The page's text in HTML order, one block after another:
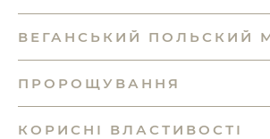
ВЕГАНСЬКИЙ ПОЛЬСКИЙ
ПРОРОЩУВАННЯ
КОРИСНІ ВЛАСТИВОСТІ